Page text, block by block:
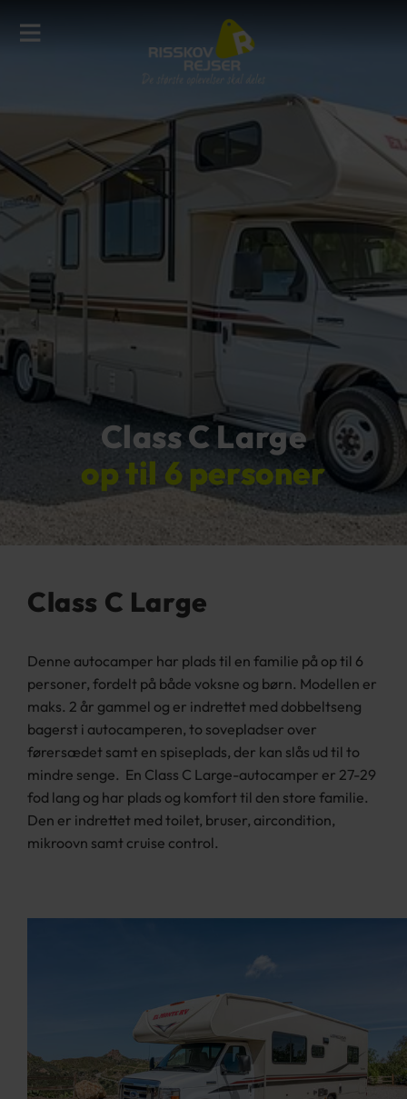
Class C Large
op til 6 personer
Class C Large
Denne autocamper har plads til en familie på op til 6
personer, fordelt på både voksne og børn. Modellen er
maks. 2 år gammel og er indrettet med dobbeltseng
bagerst i autocamperen, to sovepladser over
førersædet samt en spiseplads, der kan slås ud til to
mindre senge. En Class C Large-autocamper er 27-29
fod lang og har plads og komfort til den store familie.
Den er indrettet med toilet, bruser, aircondition,
mikroovn samt cruise control.